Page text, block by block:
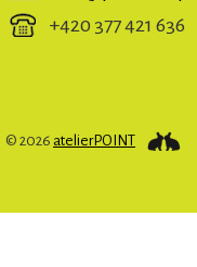
+420 377 421 636
© 2026 atelierPOINT